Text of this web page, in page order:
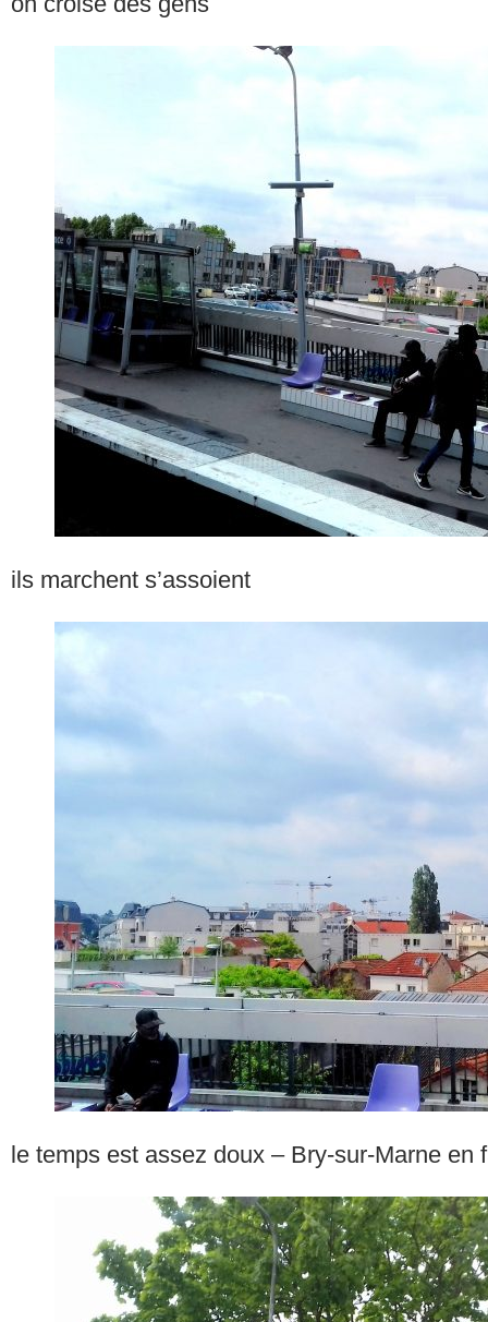
ils marchent s’assoient
le temps est assez doux – Bry-sur-Marne en